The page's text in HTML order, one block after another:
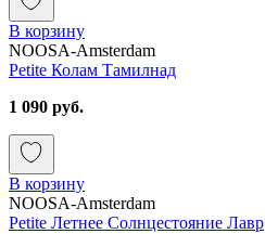
В корзину
NOOSA-Amsterdam
Petite Колам Тамилнад
1 090 руб.
В корзину
NOOSA-Amsterdam
Petite Летнее Солнцестояние Лавр